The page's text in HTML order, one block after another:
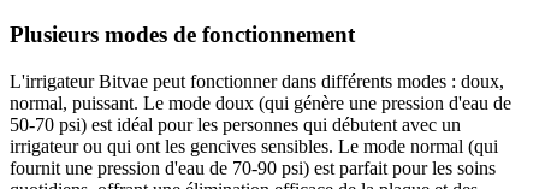
Plusieurs modes de fonctionnement
L'irrigateur Bitvae peut fonctionner dans différents modes : doux,
normal, puissant. Le mode doux (qui génère une pression d'eau de
50-70 psi) est idéal pour les personnes qui débutent avec un
irrigateur ou qui ont les gencives sensibles. Le mode normal (qui
fournit une pression d'eau de 70-90 psi) est parfait pour les soins